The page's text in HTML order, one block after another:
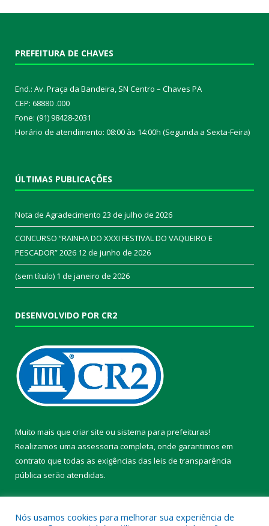
PREFEITURA DE CHAVES
End.: Av. Praça da Bandeira, SN Centro – Chaves PA
CEP: 68880 .000
Fone: (91) 98428-2031
Horário de atendimento: 08:00 às 14:00h (Segunda a Sexta-Feira)
ÚLTIMAS PUBLICAÇÕES
Nota de Agradecimento 23 de julho de 2026
CONCURSO “RAINHA DO XXXI FESTIVAL DO VAQUEIRO E
PESCADOR” 2026 12 de junho de 2026
(sem título) 1 de janeiro de 2026
DESENVOLVIDO POR CR2
Muito mais que criar site ou sistema para prefeituras!
Realizamos uma assessoria completa, onde garantimos em
contrato que todas as exigências das leis de transparência
pública serão atendidas.
Nós usamos cookies para melhorar sua experiência de